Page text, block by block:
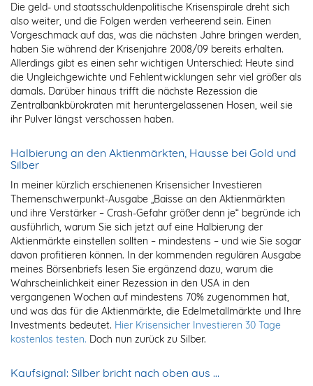
Die geld- und staatsschuldenpolitische Krisenspirale dreht sich
also weiter, und die Folgen werden verheerend sein. Einen
Vorgeschmack auf das, was die nächsten Jahre bringen werden,
haben Sie während der Krisenjahre 2008/09 bereits erhalten.
Allerdings gibt es einen sehr wichtigen Unterschied: Heute sind
die Ungleichgewichte und Fehlentwicklungen sehr viel größer als
damals. Darüber hinaus trifft die nächste Rezession die
Zentralbankbürokraten mit heruntergelassenen Hosen, weil sie
ihr Pulver längst verschossen haben.
Halbierung an den Aktienmärkten, Hausse bei Gold und
Silber
In meiner kürzlich erschienenen Krisensicher Investieren
Themenschwerpunkt-Ausgabe „Baisse an den Aktienmärkten
und ihre Verstärker – Crash-Gefahr größer denn je“ begründe ich
ausführlich, warum Sie sich jetzt auf eine Halbierung der
Aktienmärkte einstellen sollten – mindestens – und wie Sie sogar
davon profitieren können. In der kommenden regulären Ausgabe
meines Börsenbriefs lesen Sie ergänzend dazu, warum die
Wahrscheinlichkeit einer Rezession in den USA in den
vergangenen Wochen auf mindestens 70% zugenommen hat,
und was das für die Aktienmärkte, die Edelmetallmärkte und Ihre
Investments bedeutet. Hier Krisensicher Investieren 30 Tage
kostenlos testen. Doch nun zurück zu Silber.
Kaufsignal: Silber bricht nach oben aus …